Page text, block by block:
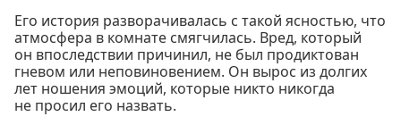
Его история разворачивалась с такой ясностью, что
атмосфера в комнате смягчилась. Вред, который
он впоследствии причинил, не был продиктован
гневом или неповиновением. Он вырос из долгих
лет ношения эмоций, которые никто никогда
не просил его назвать.